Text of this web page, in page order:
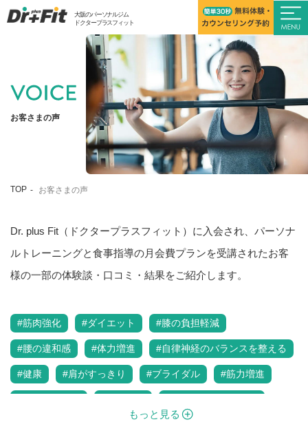
大阪のパーソナルジム
ドクタープラスフィット
お客さまの声
TOP お客さまの声
Dr. plus Fit（ドクタープラスフィット）に入会され、パーソナ
ルトレーニングと食事指導の月会費プランを受講されたお客
様の一部の体験談・口コミ・結果をご紹介します。
#筋肉強化 #ダイエット #膝の負担軽減
#腰の違和感 #体力増進 #自律神経のバランスを整える
#健康 #肩がすっきり #ブライダル #筋力増進
もっと見る